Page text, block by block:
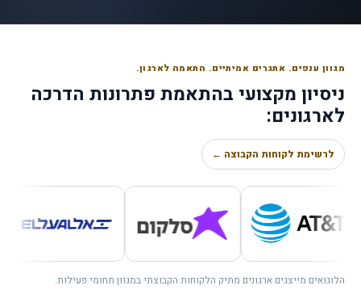
מגוון ענפים. אתגרים אמיתיים. התאמה לארגון.
ניסיון מקצועי בהתאמת פתרונות הדרכה
לארגונים:
לרשימת לקוחות הקבוצה ←
הלוגואים מייצגים ארגונים מתיק הלקוחות הקבוצתי במגוון תחומי פעילות.